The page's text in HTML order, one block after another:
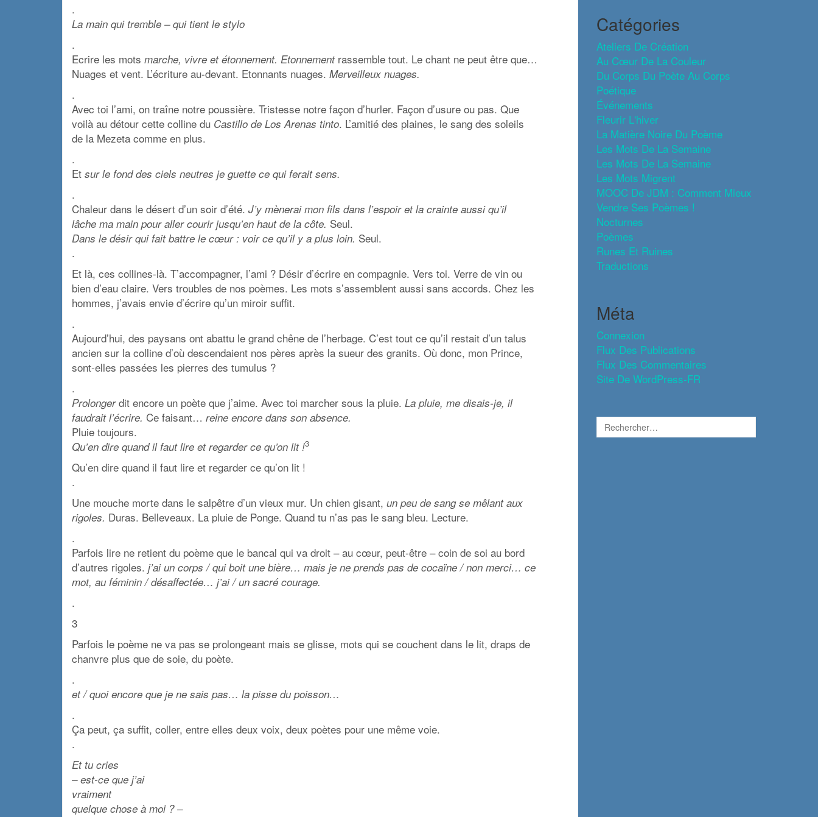
.
La main qui tremble – qui tient le stylo
.
Ecrire les mots marche, vivre et étonnement. Etonnementrassemble tout. Le chant ne peut être que…
Nuages et vent. L’écriture au-devant. Etonnants nuages. Merveilleux nuages.
.
Avec toi l’ami, on traîne notre poussière. Tristesse notre façon d’hurler. Façon d’usure ou pas. Que
voilà au détour cette colline du Castillo de Los Arenas tinto. L’amitié des plaines, le sang des soleils
de la Mezeta comme en plus.
.
Et sur le fond des ciels neutres je guette ce qui ferait sens.
.
Chaleur dans le désert d’un soir d’été. J’y mènerai mon fils dans l’espoir et la crainte aussi qu’il
lâche ma main pour aller courir jusqu’en haut de la côte. Seul.
Dans le désir qui fait battre le cœur : voir ce qu’il y a plus loin. Seul.
.
Et là, ces collines-là. T’accompagner, l’ami ? Désir d’écrire en compagnie. Vers toi. Verre de vin ou
bien d’eau claire. Vers troubles de nos poèmes. Les mots s’assemblent aussi sans accords. Chez les
hommes, j’avais envie d’écrire qu’un miroir suffit.
.
Aujourd’hui, des paysans ont abattu le grand chêne de l’herbage. C’est tout ce qu’il restait d’un talus
ancien sur la colline d’où descendaient nos pères après la sueur des granits. Où donc, mon Prince,
sont-elles passées les pierres des tumulus ?
.
Prolongerdit encore un poète que j’aime. Avec toi marcher sous la pluie. La pluie, me disais-je, il
faudrait l’écrire. Ce faisant… reine encore dans son absence.
Pluie toujours.
Qu’en dire quand il faut lire et regarder ce qu’on lit !3
Qu’en dire quand il faut lire et regarder ce qu’on lit !
.
Une mouche morte dans le salpêtre d’un vieux mur. Un chien gisant, un peu de sang se mêlant aux
rigoles. Duras. Belleveaux. La pluie de Ponge. Quand tu n’as pas le sang bleu. Lecture.
.
Parfois lire ne retient du poème que le bancal qui va droit – au cœur, peut-être – coin de soi au bord
d’autres rigoles. j’ai un corps / qui boit une bière… mais je ne prends pas de cocaïne / non merci… ce
mot, au féminin / désaffectée… j’ai / un sacré courage.
.
3
Parfois le poème ne va pas se prolongeant mais se glisse, mots qui se couchent dans le lit, draps de
chanvre plus que de soie, du poète.
.
et / quoi encore que je ne sais pas… la pisse du poisson…
.
Ça peut, ça suffit, coller, entre elles deux voix, deux poètes pour une même voie.
.
Et tu cries
– est-ce que j’ai
vraiment
quelque chose à moi ? –
Catégories
Ateliers De Création
Au Cœur De La Couleur
Du Corps Du Poète Au Corps
Poétique
Événements
Fleurir L'hiver
La Matière Noire Du Poème
Les Mots De La Semaine
Les Mots De La Semaine
Les Mots Migrent
MOOC De JDM : Comment Mieux
Vendre Ses Poèmes !
Nocturnes
Poèmes
Runes Et Ruines
Traductions
Méta
Connexion
Flux Des Publications
Flux Des Commentaires
Site De WordPress-FR